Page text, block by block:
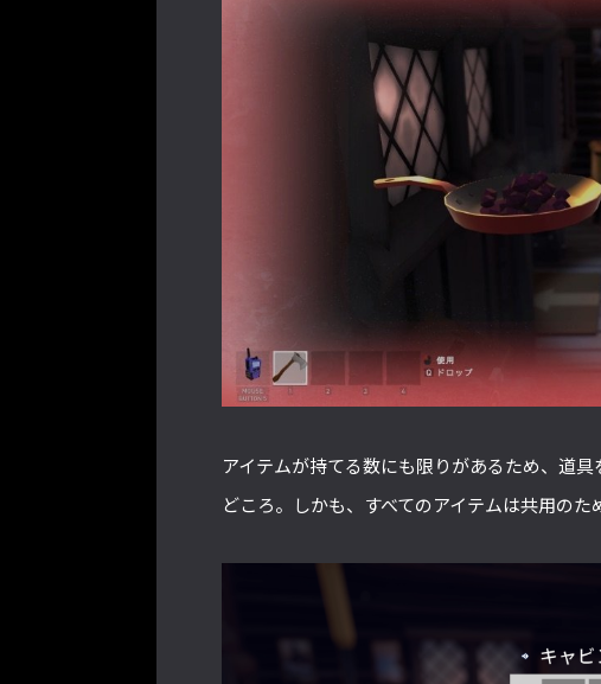
アイテムが持てる数にも限りがあるため、道
どころ。しかも、すべてのアイテムは共用の